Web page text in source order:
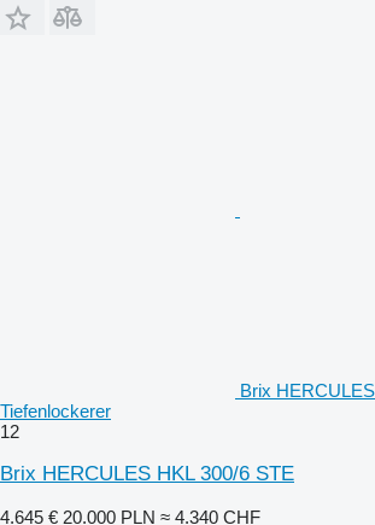
Brix
Tiefenlockerer
12
Brix HERCULES HKL 300/6 STE
4.645 € 20.000 PLN ≈ 4.340 CHF